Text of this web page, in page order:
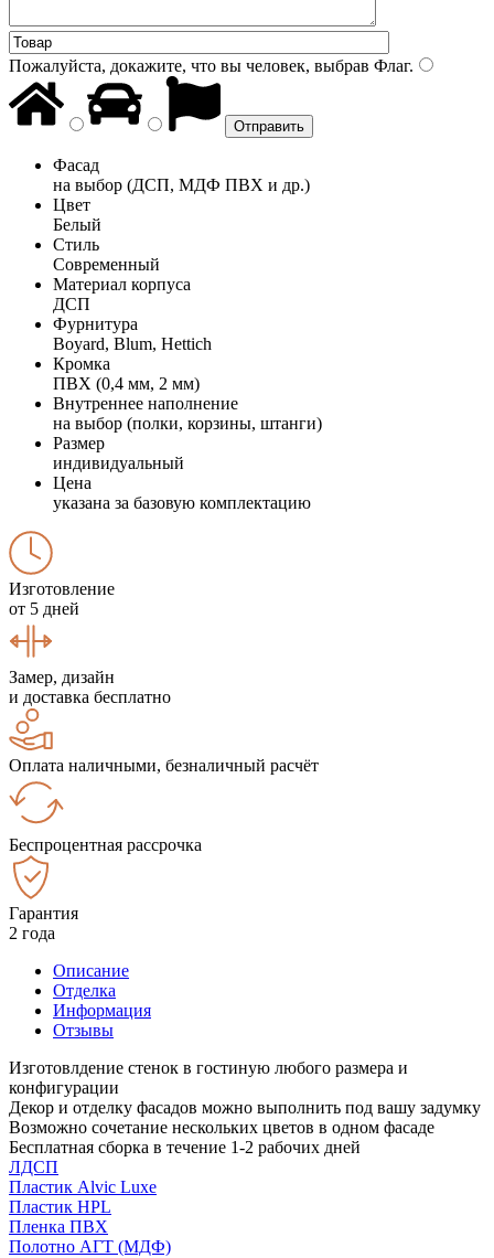
Пожалуйста, докажите, что вы человек, выбрав Флаг.
Фасад
на выбор (ДСП, МДФ ПВХ и др.)
Цвет
Белый
Стиль
Современный
Материал корпуса
ДСП
Фурнитура
Boyard, Blum, Hettich
Кромка
ПВХ (0,4 мм, 2 мм)
Внутреннее наполнение
на выбор (полки, корзины, штанги)
Размер
индивидуальный
Цена
указана за базовую комплектацию
Изготовление
от 5 дней
Замер, дизайн
и доставка бесплатно
Оплата наличными, безналичный расчёт
Беспроцентная рассрочка
Гарантия
2 года
Описание
Отделка
Информация
Отзывы
Изготовлдение стенок в гостиную любого размера и
конфигурации
Декор и отделку фасадов можно выполнить под вашу задумку
Возможно сочетание нескольких цветов в одном фасаде
Бесплатная сборка в течение 1-2 рабочих дней
ЛДСП
Пластик Alvic Luxe
Пластик HPL
Пленка ПВХ
Полотно АГТ (МДФ)